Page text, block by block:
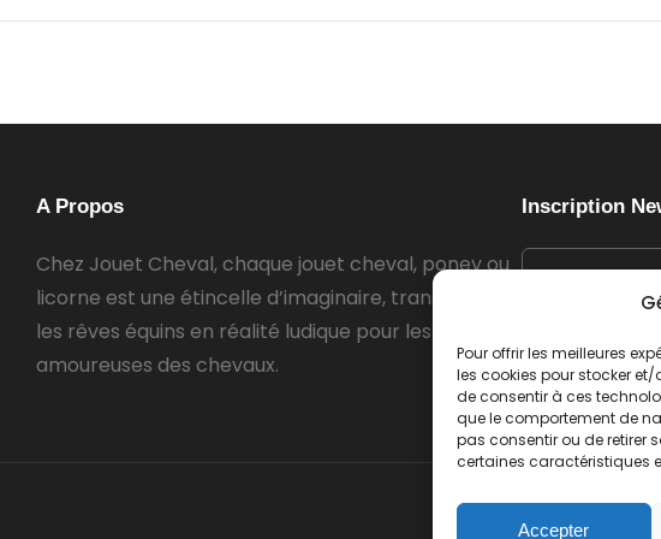
Pour offrir les meilleures
les cookies pour stocker
de consentir à ces
que le comportement de
pas consentir ou de retirer
certaines caractéristiques
Accepter
A Propos
Chez Jouet Cheval, chaque jouet cheval, poney ou
licorne est une étincelle d’imaginaire, transformant
les rêves équins en réalité ludique pour les petites
amoureuses des chevaux.
Inscription